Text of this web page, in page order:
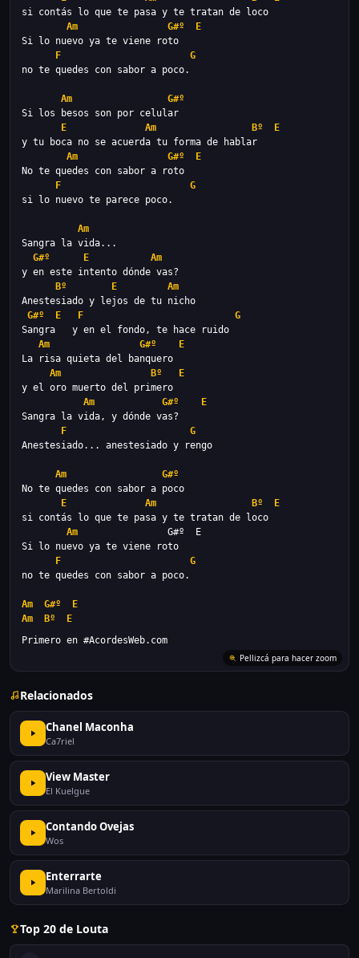
Am
G#º
E
F
G
Am
G#º
E
Am Bº
E
Am
G#º
E
F
G
Am
G#º
E
Am
Bº
E
Am
G#º
E F
G
Am
G#º
E
Am
Bº
E
Am
G#º
E
F
G
Am
G#º
E
Am Bº
E
Am
F G
Am G#º
E
Am
Bº
E
Primero en #AcordesWeb.com
Relacionados
Chanel Maconha
Ca7riel
View Master
El Kuelgue
Contando Ovejas
Wos
Enterrarte
Marilina Bertoldi
Top 20 de Louta